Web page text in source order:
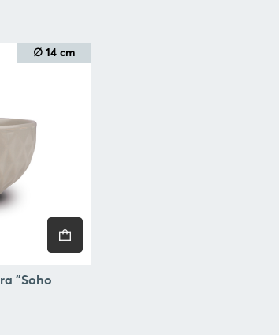
∅ 14 cm
"Soho